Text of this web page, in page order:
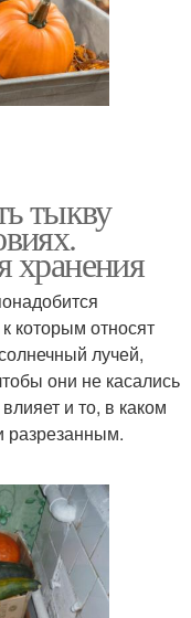
тыкву
хранения
которым относят
лучей,
они не касались
и то, в каком
разрезанным.